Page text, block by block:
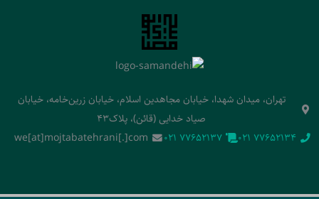
تهران، میدان شهدا، خیابان مجاهدین اسلام، خیابان زرین‌خامه، خیابان
صیاد خدایی (قائن)، پلاک43
‭021 77652134‬
‭021 77652137‬
we[at]mojtabatehrani[.]com